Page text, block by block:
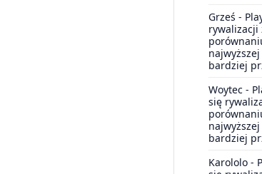
Grześ -
rywalizacji
bardziej
Woytec -
się
bardziej
Karololo -